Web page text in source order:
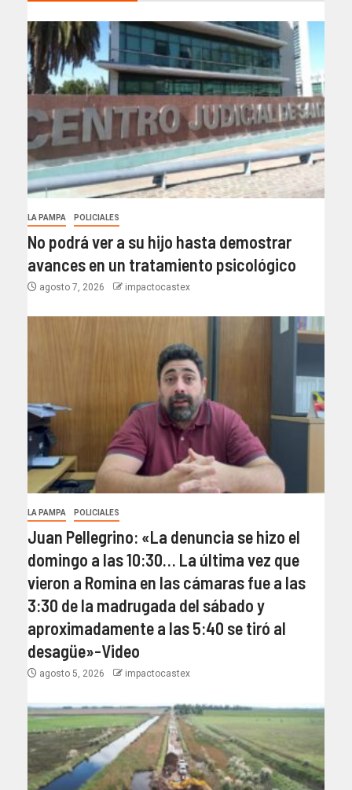
LA PAMPA POLICIALES
No podrá ver a su hijo hasta demostrar
avances en un tratamiento psicológico
agosto 7, 2026 impactocastex
LA PAMPA POLICIALES
Juan Pellegrino: «La denuncia se hizo el
domingo a las 10:30… La última vez que
vieron a Romina en las cámaras fue a las
3:30 de la madrugada del sábado y
aproximadamente a las 5:40 se tiró al
desagüe»-Video
agosto 5, 2026 impactocastex